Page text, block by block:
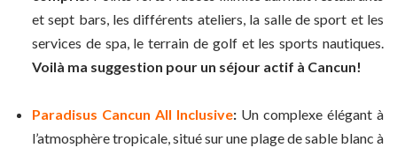
et sept bars, les différents ateliers, la salle de sport et les
services de spa, le terrain de golf et les sports nautiques.
Voilà ma suggestion pour un séjour actif à Cancun!
Paradisus Cancun All Inclusive: Un complexe élégant à
l’atmosphère tropicale, situé sur une plage de sable blanc à